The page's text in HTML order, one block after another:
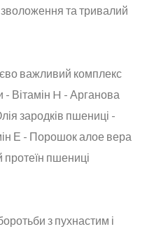
та тривалий
важливий комплекс
- Вітамін H - Арганова
зародків пшениці -
Е - Порошок алое вера
протеїн пшениці
з пухнастим і